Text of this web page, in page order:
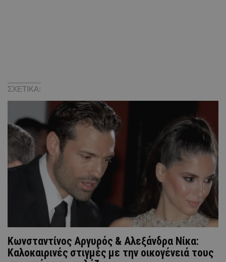
ΣΧΕΤΙΚΑ:
Κωνσταντίνος Αργυρός & Αλεξάνδρα Νίκα:
Καλοκαιρινές στιγμές με την οικογένειά τους